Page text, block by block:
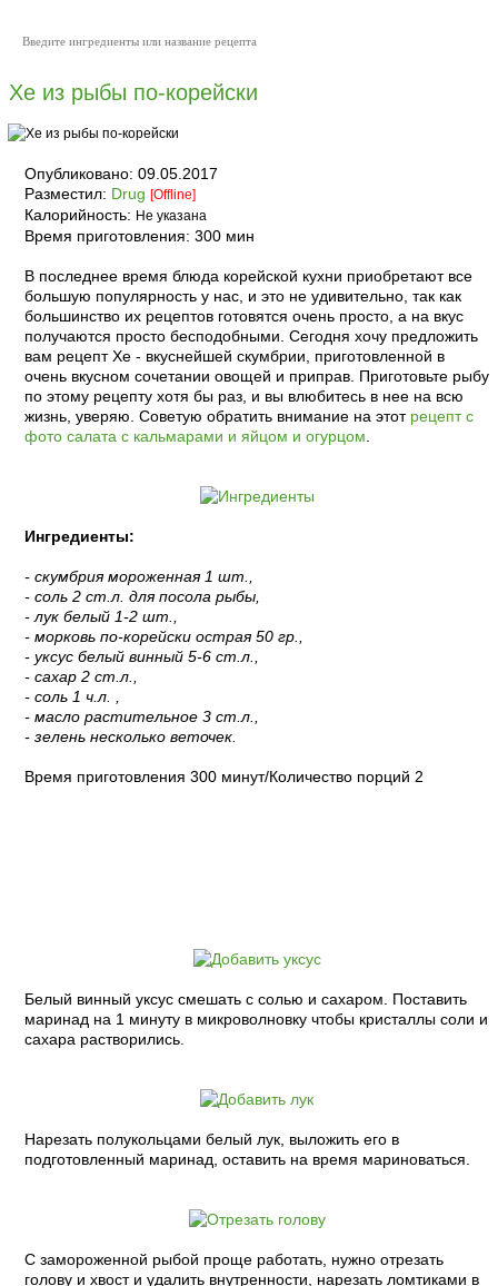
Хе из рыбы по-корейски
Опубликовано: 09.05.2017
Разместил: Drug [Offline]
Калорийность: Не указана
Время приготовления: 300 мин
В последнее время блюда корейской кухни приобретают все
большую популярность у нас, и это не удивительно, так как
большинство их рецептов готовятся очень просто, а на вкус
получаются просто бесподобными. Сегодня хочу предложить
вам рецепт Хе - вкуснейшей скумбрии, приготовленной в
очень вкусном сочетании овощей и приправ. Приготовьте рыбу
по этому рецепту хотя бы раз, и вы влюбитесь в нее на всю
жизнь, уверяю. Советую обратить внимание на этот рецепт с
фото салата с кальмарами и яйцом и огурцом
Ингредиенты:
- скумбрия мороженная 1 шт.,
- соль 2 ст.л. для посола рыбы,
- лук белый 1-2 шт.,
- морковь по-корейски острая 50 гр.,
- уксус белый винный 5-6 ст.л.,
- сахар 2 ст.л.,
- соль 1 ч.л. ,
- масло растительное 3 ст.л.,
- зелень несколько веточек.
Время приготовления 300 минут/Количество порций 2
Белый винный уксус смешать с солью и сахаром. Поставить
маринад на 1 минуту в микроволновку чтобы кристаллы соли и
сахара растворились.
Нарезать полукольцами белый лук, выложить его в
подготовленный маринад, оставить на время мариноваться.
С замороженной рыбой проще работать, нужно отрезать
голову и хвост и удалить внутренности, нарезать ломтиками в